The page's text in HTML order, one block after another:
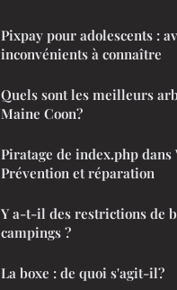
Pixpay pour adolescents :
inconvénients à connaître
Quels sont les meilleurs
Maine Coon?
Piratage de index.php dans
Prévention et réparation
Y a-t-il des restrictions de
campings ?
La boxe : de quoi s'agit-il?